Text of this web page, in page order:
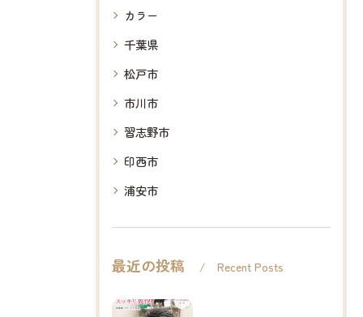
カラー
千葉県
松戸市
市川市
習志野市
印西市
浦安市
最近の投稿 Recent Posts